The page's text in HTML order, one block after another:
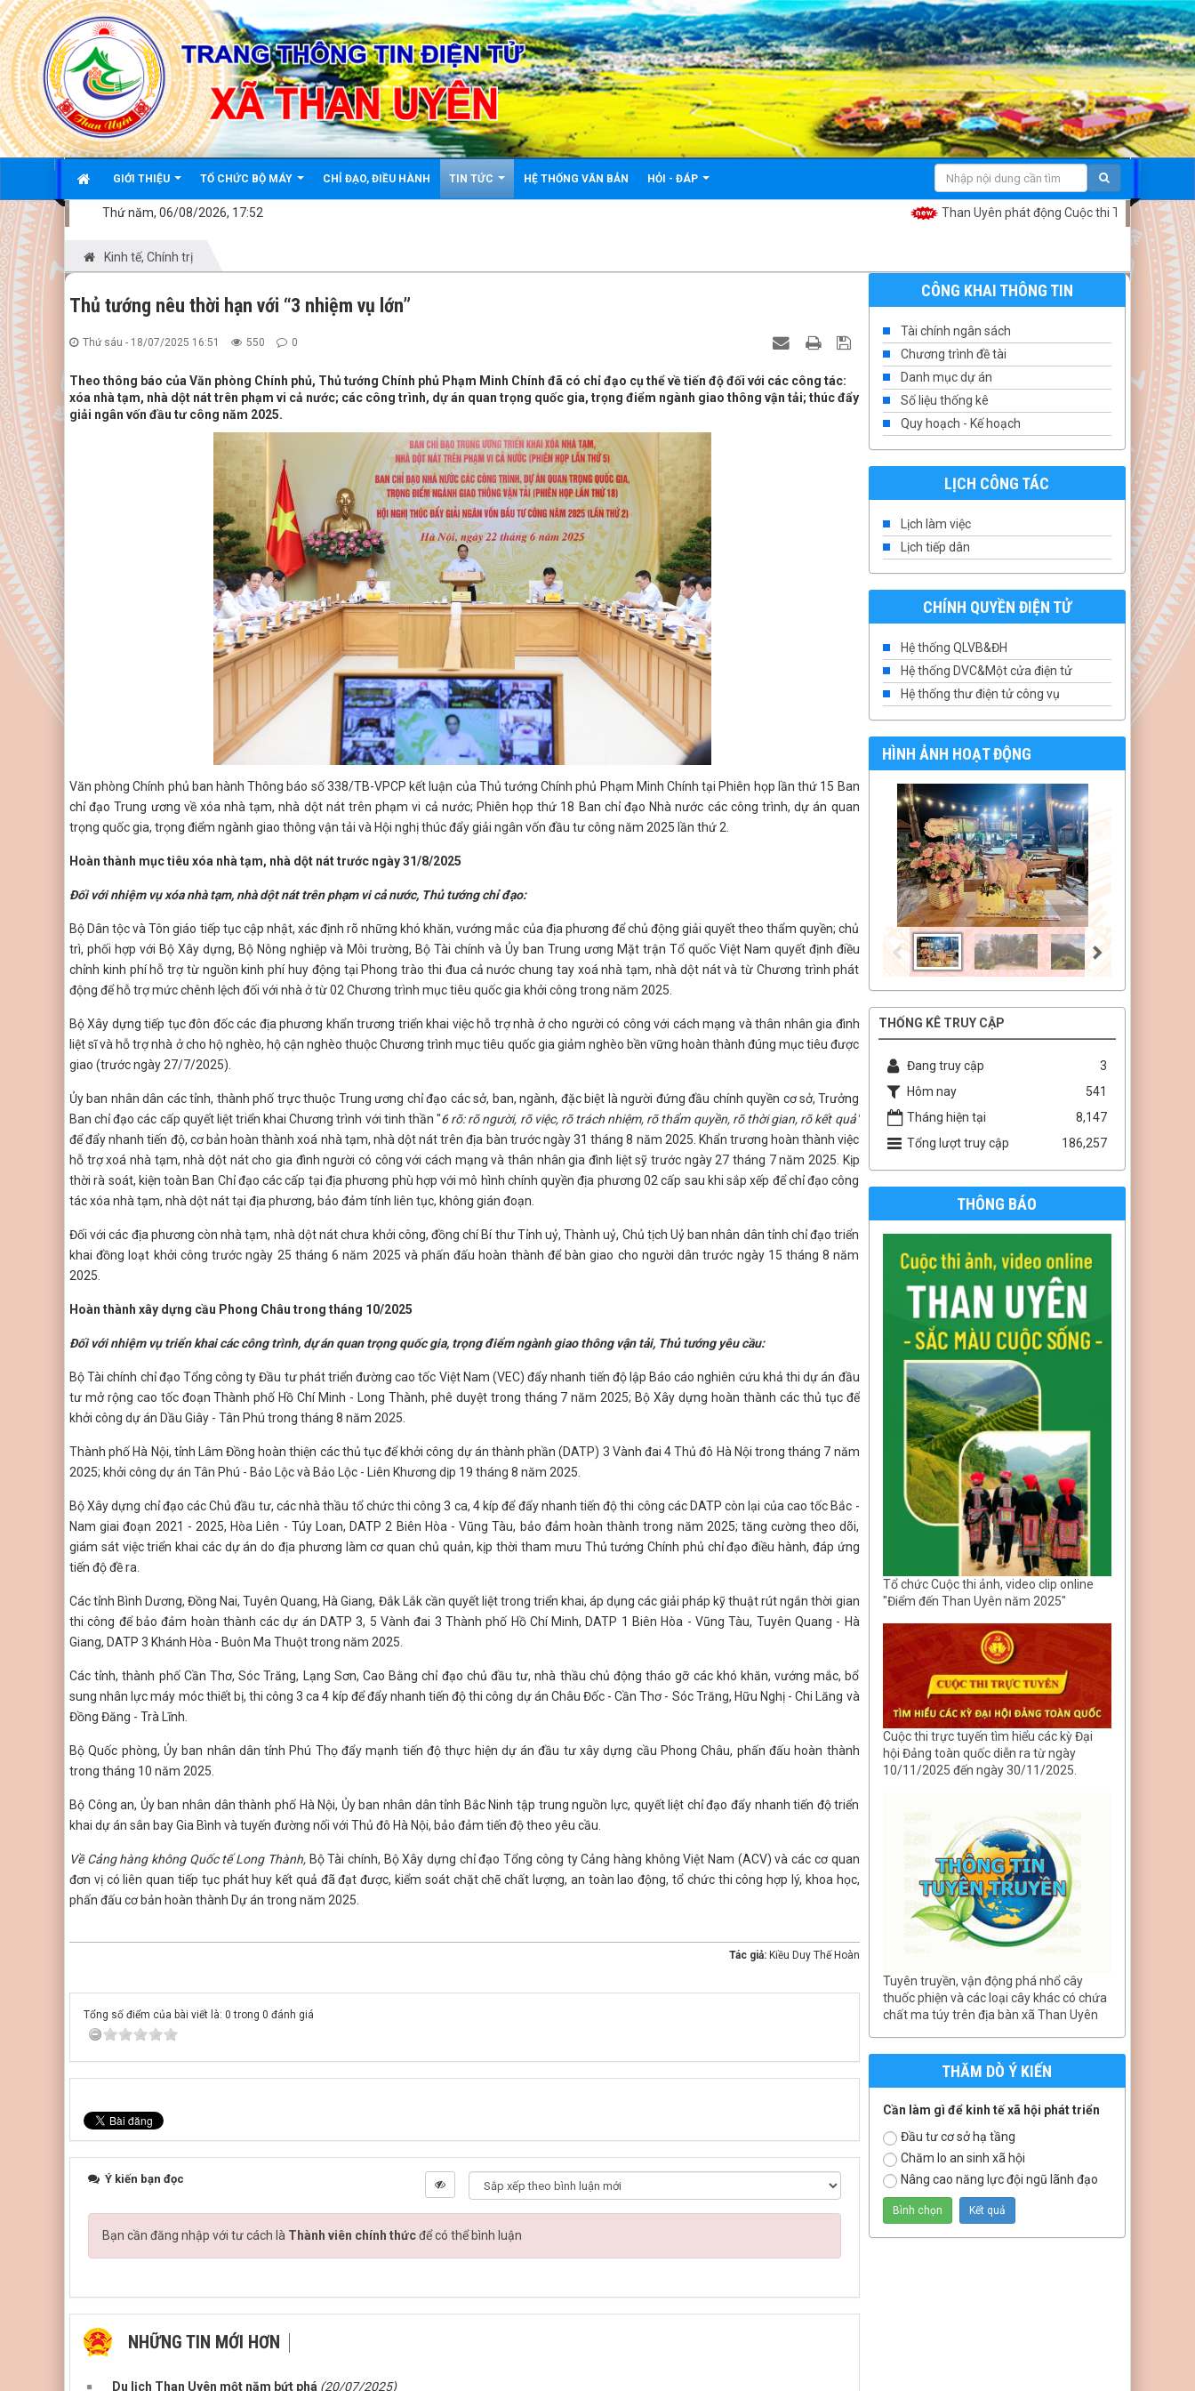
GIỚI THIỆU TỔ CHỨC BỘ MÁY CHỈ ĐẠO, ĐIỀU HÀNH TIN TỨC HỆ THỐNG VĂN BẢN HỎI - ĐÁP
Thứ năm, 06/08/2026, 17:52 Than Uyên phát động Cuộc thi Thiết kế sản phẩm
Kinh tế, Chính trị
Thủ tướng nêu thời hạn với “3 nhiệm vụ lớn”
Thứ sáu - 18/07/2025 16:51 550 0
Theo thông báo của Văn phòng Chính phủ, Thủ tướng Chính phủ Phạm Minh Chính đã có chỉ đạo cụ thể về tiến độ đối với các công tác:
xóa nhà tạm, nhà dột nát trên phạm vi cả nước; các công trình, dự án quan trọng quốc gia, trọng điểm ngành giao thông vận tải; thúc đẩy
giải ngân vốn đầu tư công năm 2025.
Văn phòng Chính phủ ban hành Thông báo số 338/TB-VPCP kết luận của Thủ tướng Chính phủ Phạm Minh Chính tại Phiên họp lần thứ 15 Ban
chỉ đạo Trung ương về xóa nhà tạm, nhà dột nát trên phạm vi cả nước; Phiên họp thứ 18 Ban chỉ đạo Nhà nước các công trình, dự án quan
trọng quốc gia, trọng điểm ngành giao thông vận tải và Hội nghị thúc đẩy giải ngân vốn đầu tư công năm 2025 lần thứ 2.
Hoàn thành mục tiêu xóa nhà tạm, nhà dột nát trước ngày 31/8/2025
Đối với nhiệm vụ xóa nhà tạm, nhà dột nát trên phạm vi cả nước, Thủ tướng chỉ đạo:
Bộ Dân tộc và Tôn giáo tiếp tục cập nhật, xác định rõ những khó khăn, vướng mắc của địa phương để chủ động giải quyết theo thẩm quyền; chủ
trì, phối hợp với Bộ Xây dựng, Bộ Nông nghiệp và Môi trường, Bộ Tài chính và Ủy ban Trung ương Mặt trận Tổ quốc Việt Nam quyết định điều
chỉnh kinh phí hỗ trợ từ nguồn kinh phí huy động tại Phong trào thi đua cả nước chung tay xoá nhà tạm, nhà dột nát và từ Chương trình phát
động để hỗ trợ mức chênh lệch đối với nhà ở từ 02 Chương trình mục tiêu quốc gia khởi công trong năm 2025.
Bộ Xây dựng tiếp tục đôn đốc các địa phương khẩn trương triển khai việc hỗ trợ nhà ở cho người có công với cách mạng và thân nhân gia đình
liệt sĩ và hỗ trợ nhà ở cho hộ nghèo, hộ cận nghèo thuộc Chương trình mục tiêu quốc gia giảm nghèo bền vững hoàn thành đúng mục tiêu được
giao (trước ngày 27/7/2025).
Ủy ban nhân dân các tỉnh, thành phố trực thuộc Trung ương chỉ đạo các sở, ban, ngành, đặc biệt là người đứng đầu chính quyền cơ sở, Trưởng
Ban chỉ đạo các cấp quyết liệt triển khai Chương trình với tinh thần "6 rõ: rõ người, rõ việc, rõ trách nhiệm, rõ thẩm quyền, rõ thời gian, rõ kết quả"
để đẩy nhanh tiến độ, cơ bản hoàn thành xoá nhà tạm, nhà dột nát trên địa bàn trước ngày 31 tháng 8 năm 2025. Khẩn trương hoàn thành việc
hỗ trợ xoá nhà tạm, nhà dột nát cho gia đình người có công với cách mạng và thân nhân gia đình liệt sỹ trước ngày 27 tháng 7 năm 2025. Kịp
thời rà soát, kiện toàn Ban Chỉ đạo các cấp tại địa phương phù hợp với mô hình chính quyền địa phương 02 cấp sau khi sắp xếp để chỉ đạo công
tác xóa nhà tạm, nhà dột nát tại địa phương, bảo đảm tính liên tục, không gián đoạn.
Đối với các địa phương còn nhà tạm, nhà dột nát chưa khởi công, đồng chí Bí thư Tỉnh uỷ, Thành uỷ, Chủ tịch Uỷ ban nhân dân tỉnh chỉ đạo triển
khai đồng loạt khởi công trước ngày 25 tháng 6 năm 2025 và phấn đấu hoàn thành để bàn giao cho người dân trước ngày 15 tháng 8 năm
2025.
Hoàn thành xây dựng cầu Phong Châu trong tháng 10/2025
Đối với nhiệm vụ triển khai các công trình, dự án quan trọng quốc gia, trọng điểm ngành giao thông vận tải, Thủ tướng yêu cầu:
Bộ Tài chính chỉ đạo Tổng công ty Đầu tư phát triển đường cao tốc Việt Nam (VEC) đẩy nhanh tiến độ lập Báo cáo nghiên cứu khả thi dự án đầu
tư mở rộng cao tốc đoạn Thành phố Hồ Chí Minh - Long Thành, phê duyệt trong tháng 7 năm 2025; Bộ Xây dựng hoàn thành các thủ tục để
khởi công dự án Dầu Giây - Tân Phú trong tháng 8 năm 2025.
Thành phố Hà Nội, tỉnh Lâm Đồng hoàn thiện các thủ tục để khởi công dự án thành phần (DATP) 3 Vành đai 4 Thủ đô Hà Nội trong tháng 7 năm
2025; khởi công dự án Tân Phú - Bảo Lộc và Bảo Lộc - Liên Khương dịp 19 tháng 8 năm 2025.
Bộ Xây dựng chỉ đạo các Chủ đầu tư, các nhà thầu tổ chức thi công 3 ca, 4 kíp để đẩy nhanh tiến độ thi công các DATP còn lại của cao tốc Bắc -
Nam giai đoạn 2021 - 2025, Hòa Liên - Túy Loan, DATP 2 Biên Hòa - Vũng Tàu, bảo đảm hoàn thành trong năm 2025; tăng cường theo dõi,
giám sát việc triển khai các dự án do địa phương làm cơ quan chủ quản, kịp thời tham mưu Thủ tướng Chính phủ chỉ đạo điều hành, đáp ứng
tiến độ đề ra.
Các tỉnh Bình Dương, Đồng Nai, Tuyên Quang, Hà Giang, Đắk Lắk cần quyết liệt trong triển khai, áp dụng các giải pháp kỹ thuật rút ngắn thời gian
thi công để bảo đảm hoàn thành các dự án DATP 3, 5 Vành đai 3 Thành phố Hồ Chí Minh, DATP 1 Biên Hòa - Vũng Tàu, Tuyên Quang - Hà
Giang, DATP 3 Khánh Hòa - Buôn Ma Thuột trong năm 2025.
Các tỉnh, thành phố Cần Thơ, Sóc Trăng, Lạng Sơn, Cao Bằng chỉ đạo chủ đầu tư, nhà thầu chủ động tháo gỡ các khó khăn, vướng mắc, bổ
sung nhân lực máy móc thiết bị, thi công 3 ca 4 kíp để đẩy nhanh tiến độ thi công dự án Châu Đốc - Cần Thơ - Sóc Trăng, Hữu Nghị - Chi Lăng và
Đồng Đăng - Trà Lĩnh.
Bộ Quốc phòng, Ủy ban nhân dân tỉnh Phú Thọ đẩy mạnh tiến độ thực hiện dự án đầu tư xây dựng cầu Phong Châu, phấn đấu hoàn thành
trong tháng 10 năm 2025.
Bộ Công an, Ủy ban nhân dân thành phố Hà Nội, Ủy ban nhân dân tỉnh Bắc Ninh tập trung nguồn lực, quyết liệt chỉ đạo đẩy nhanh tiến độ triển
khai dự án sân bay Gia Bình và tuyến đường nối với Thủ đô Hà Nội, bảo đảm tiến độ theo yêu cầu.
Về Cảng hàng không Quốc tế Long Thành, Bộ Tài chính, Bộ Xây dựng chỉ đạo Tổng công ty Cảng hàng không Việt Nam (ACV) và các cơ quan
đơn vị có liên quan tiếp tục phát huy kết quả đã đạt được, kiểm soát chặt chẽ chất lượng, an toàn lao động, tổ chức thi công hợp lý, khoa học,
phấn đấu cơ bản hoàn thành Dự án trong năm 2025.
Tác giả: Kiều Duy Thế Hoàn
Tổng số điểm của bài viết là: 0 trong 0 đánh giá
Ý kiến bạn đọc
Bạn cần đăng nhập với tư cách là Thành viên chính thứcđể có thể bình luận
NHỮNG TIN MỚI HƠN
Du lịch Than Uyên một năm bứt phá (20/07/2025)
CÔNG KHAI THÔNG TIN
Tài chính ngân sách
Chương trình đề tài
Danh mục dự án
Số liệu thống kê
Quy hoạch - Kế hoạch
LỊCH CÔNG TÁC
Lịch làm việc
Lịch tiếp dân
CHÍNH QUYỀN ĐIỆN TỬ
Hệ thống QLVB&ĐH
Hệ thống DVC&Một cửa điện tử
Hệ thống thư điện tử công vụ
HÌNH ẢNH HOẠT ĐỘNG
THỐNG KÊ TRUY CẬP
Đang truy cập
3
Hôm nay
541
Tháng hiện tại
8,147
Tổng lượt truy cập
186,257
THÔNG BÁO
Tổ chức Cuộc thi ảnh, video clip online
"Điểm đến Than Uyên năm 2025"
Cuộc thi trực tuyến tìm hiểu các kỳ Đại
hội Đảng toàn quốc diễn ra từ ngày
10/11/2025 đến ngày 30/11/2025.
Tuyên truyền, vận động phá nhổ cây
thuốc phiện và các loại cây khác có chứa
chất ma túy trên địa bàn xã Than Uyên
THĂM DÒ Ý KIẾN
Cần làm gì để kinh tế xã hội phát triển
Đầu tư cơ sở hạ tầng
Chăm lo an sinh xã hội
Nâng cao năng lực đội ngũ lãnh đạo
Đã kết nối EMC